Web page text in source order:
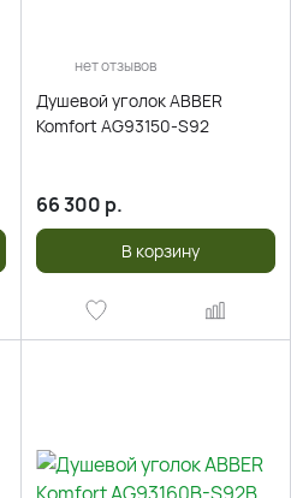
нет отзывов
Душевой уголок ABBER
Komfort AG93150-S92
66 300 р.
В корзину